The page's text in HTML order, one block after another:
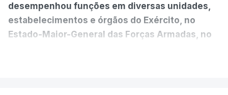
desempenhou funções em diversas unidades,
estabelecimentos e órgãos do Exército, no
Estado-Maior-General das Forças Armadas, no